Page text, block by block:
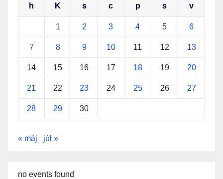
h K s c p s v
1 2 3 4 5 6
7 8 9 10 11 12 13
14 15 16 17 18 19 20
21 22 23 24 25 26 27
28 29 30
« máj júl »
no events found